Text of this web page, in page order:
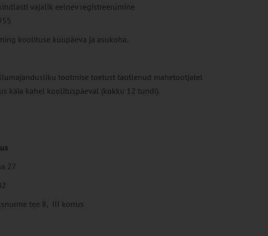
vajalik eelnev registreerumine
koolituse kuupäeva ja asukoha.
tootmise toetust taotlenud mahetootjatel
käia kahel koolituspäeval (kokku 12 tundi).
27
tee 8, III korrus